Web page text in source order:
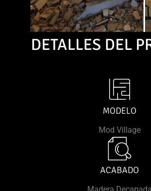
DETALLES DEL
MODELO
Mod Village
ACABADO